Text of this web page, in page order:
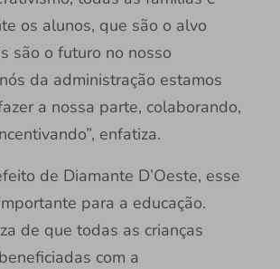
os alunos, que são o alvo
são o futuro no nosso
da administração estamos
a nossa parte, colaborando,
enfatiza.
de Diamante D’Oeste, esse
para a educação.
de que todas as crianças
com a